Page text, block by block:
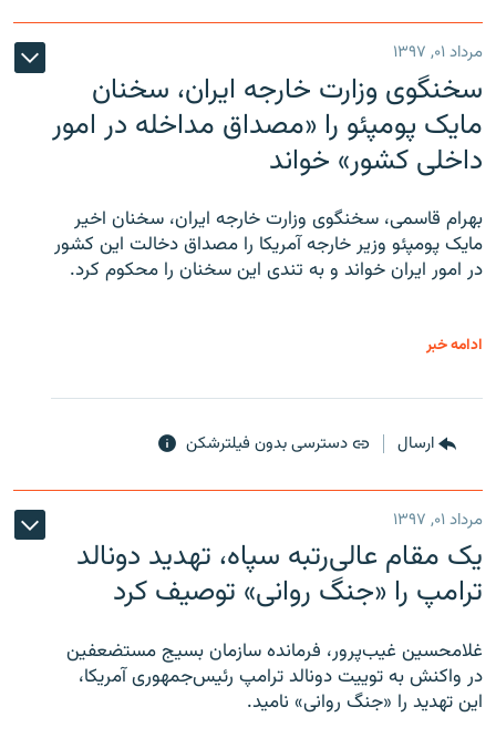
مرداد ۰۱, ۱۳۹۷
سخنگوی وزارت خارجه ایران، سخنان
مایک پومپئو را «مصداق مداخله در امور
داخلی کشور» خواند
بهرام قاسمی، سخنگوی وزارت خارجه ایران، سخنان اخیر
مایک پومپئو وزیر خارجه آمریکا را مصداق دخالت این کشور
در امور ایران خواند و به تندی این سخنان را محکوم کرد.
ادامه خبر
ارسال دسترسی بدون فیلترشکن
مرداد ۰۱, ۱۳۹۷
یک مقام عالی‌رتبه سپاه، تهدید دونالد
ترامپ را «جنگ روانی» توصیف کرد
غلامحسین غیب‌پرور، فرمانده سازمان بسیج مستضعفین
در واکنش به توییت دونالد ترامپ رئیس‌جمهوری آمریکا،
این تهدید را «جنگ روانی» نامید.